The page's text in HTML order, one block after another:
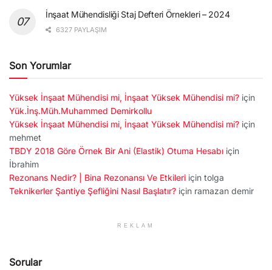
İnşaat Mühendisliği Staj Defteri Örnekleri – 2024
6327 PAYLAŞIM
Son Yorumlar
Yüksek İnşaat Mühendisi mi, İnşaat Yüksek Mühendisi mi? için
Yük.İnş.Müh.Muhammed Demirkollu
Yüksek İnşaat Mühendisi mi, İnşaat Yüksek Mühendisi mi? için
mehmet
TBDY 2018 Göre Örnek Bir Ani (Elastik) Otuma Hesabı için
İbrahim
Rezonans Nedir? | Bina Rezonansı Ve Etkileri için tolga
Teknikerler Şantiye Şefliğini Nasıl Başlatır? için ramazan demir
REKLAM
Sorular